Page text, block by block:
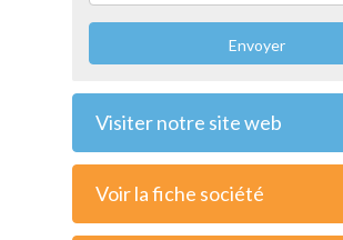
Envoyer
Visiter notre site web
Voir la fiche société